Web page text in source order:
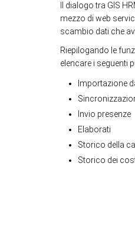
Il dialogo tra GIS
mezzo di web
scambio dati che
Riepilogando le
elencare i seguenti
Importazione
Invio presenze
Elaborati
Storico della
Storico dei